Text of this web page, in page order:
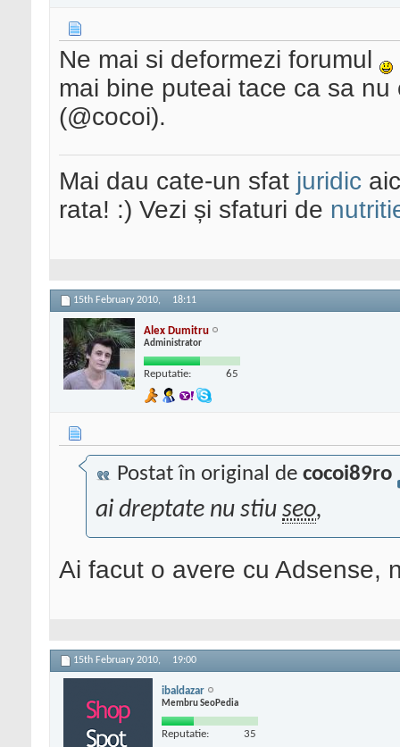
Ne mai si deformezi forumul
mai bine puteai tace ca sa
(@cocoi).
Mai dau cate-un sfat juridic
rata! :) Vezi și sfaturi de
15th February 2010, 18:11
Alex Dumitru
Administrator
Reputatie: 65
Postat în original de cocoi89ro
ai dreptate nu stiu seo,
Ai facut o avere cu Adsense,
15th February 2010, 19:00
ibaldazar
Membru SeoPedia
Reputatie: 35